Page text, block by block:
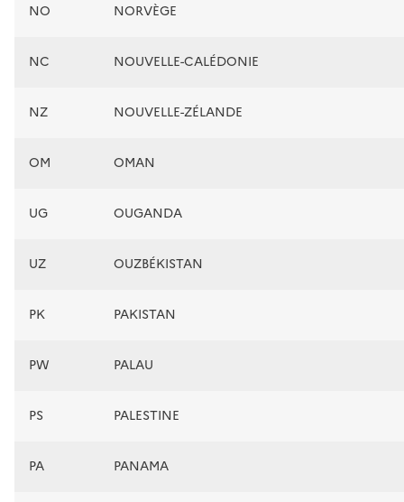
NO NORVÈGE
NC NOUVELLE-CALÉDONIE
NZ NOUVELLE-ZÉLANDE
OM OMAN
UG OUGANDA
UZ OUZBÉKISTAN
PK PAKISTAN
PW PALAU
PS PALESTINE
PA PANAMA